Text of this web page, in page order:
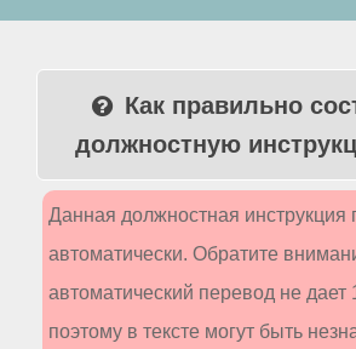
Как правильно
должностную
Данная должностная инструкция
автоматически. Обратите
автоматический перевод не дает
поэтому в тексте могут быть